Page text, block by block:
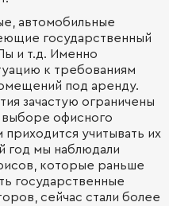
автомобильные
государственный
и т.д. Именно
к требованиям
под аренду.
зачастую ограничены
офисного
учитывать их
год мы наблюдали
которые раньше
государственные
сейчас стали более